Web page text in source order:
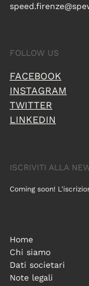
FOLLOW US
FACEBOOK
INSTAGRAM
TWITTER
LINKEDIN
ISCRIVITI ALLA
Coming soon!
Home
Chi siamo
Dati societari
Note legali